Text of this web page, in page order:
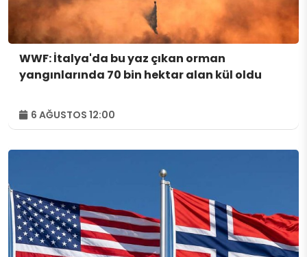
WWF: İtalya'da bu yaz çıkan orman
yangınlarında 70 bin hektar alan kül oldu
6 AĞUSTOS 12:00